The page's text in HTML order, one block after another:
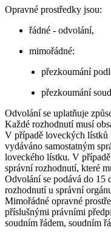
Opravné prostředky jsou:
řádné - odvolání,
mimořádné:
přezkoumání
přezkoumání
Odvolání se uplatňuje
Každé rozhodnutí musí
V případě loveckých
vydáváno samostatným
loveckého lístku. V
správní rozhodnutí, které
Odvolání se podává do 15
rozhodnutí u správní
Mimořádné opravné
příslušnými právními
soudním řádem, soudním